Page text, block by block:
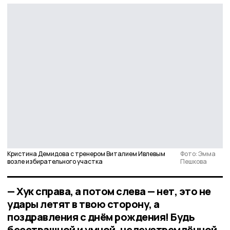
Кристина Демидова с тренером Виталием Ивлевым
возле избирательного участка
Фото: Эмма
Пешкова
— Хук справа, а потом слева — нет, это не
удары летят в твою сторону, а
поздравления с днём рождения! Будь